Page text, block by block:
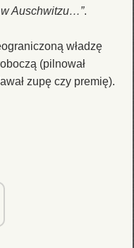
w Auschwitzu…”.
władzę
(pilnował
zupę czy premię).